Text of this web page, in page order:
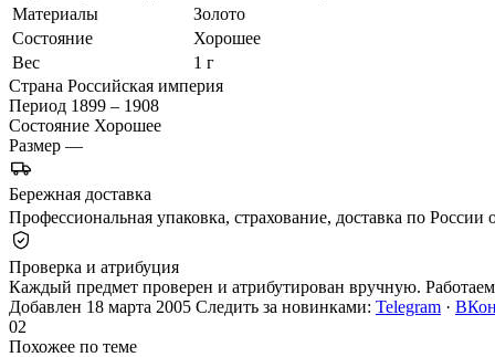
Материалы
Золото
Состояние
Хорошее
Вес
1 г
Страна Российская империя
Период 1899 – 1908
Состояние Хорошее
Размер —
Бережная доставка
Профессиональная упаковка, страхование, доставка по России
Проверка и атрибуция
Каждый предмет проверен и атрибутирован вручную.
Добавлен 18 марта 2005 Следить за новинками: Telegram ·
02
Похожее по теме